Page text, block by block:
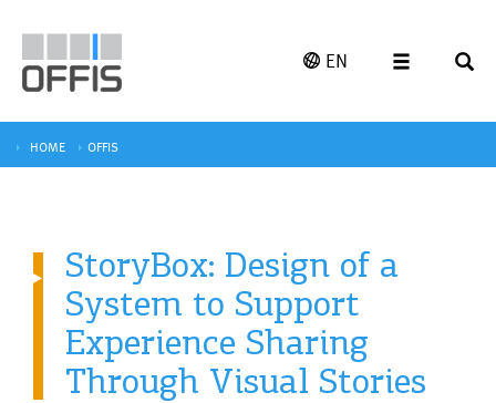
EN
HOME OFFIS
StoryBox: Design of a
System to Support
Experience Sharing
Through Visual Stories